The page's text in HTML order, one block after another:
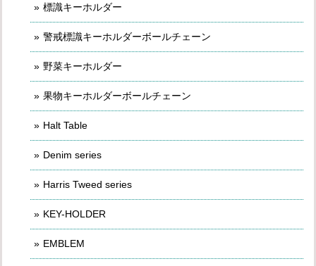
標識キーホルダー
警戒標識キーホルダーボールチェーン
野菜キーホルダー
果物キーホルダーボールチェーン
Halt Table
Denim series
Harris Tweed series
KEY-HOLDER
EMBLEM